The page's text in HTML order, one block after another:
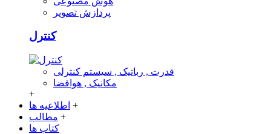
پردازش تصویر
کنترل
قدرت , رباتیک , سیستم کنترلی
مکانیک , هوافضا
+
اطلاعیه ها +
مطالب +
کتاب ها